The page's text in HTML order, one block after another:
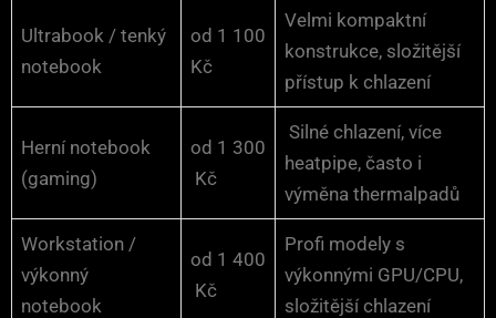
Ultrabook / tenký
notebook
od 1 100
Kč
Velmi kompaktní
konstrukce, složitější
přístup k chlazení
Herní notebook
(gaming)
od 1 300
Kč
Silné chlazení, více
heatpipe, často i
výměna thermalpadů
Workstation /
výkonný
notebook
od 1 400
Kč
Profi modely s
výkonnými GPU/CPU,
složitější chlazení